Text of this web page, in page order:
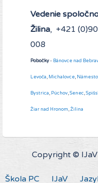
Vedenie
Žilina, +421
008
Pobočky- Bánovce nad
Levoča, Michalovce,
Bystrica, Púchov,Senec,
Žiar nad Hronom,Žilina
Copyright ©
Škola PC IJaV